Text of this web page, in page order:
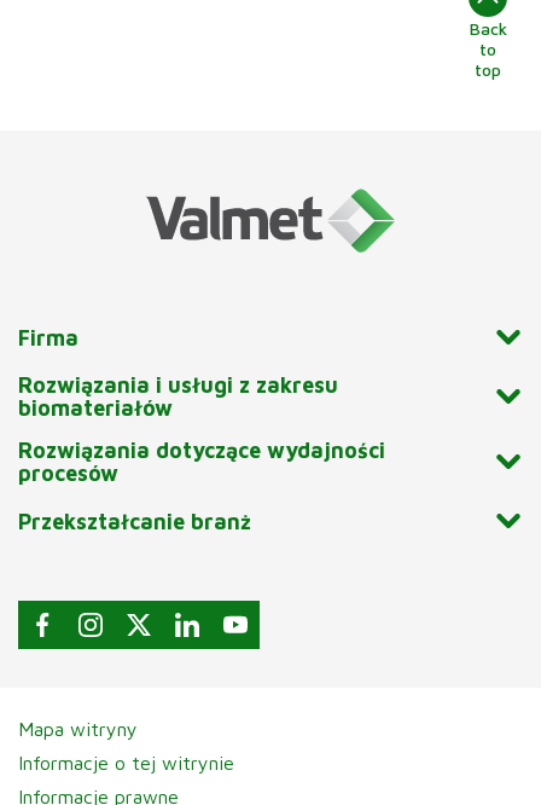
Back
to
top
Firma
Rozwiązania i usługi z zakresu
biomateriałów
Rozwiązania dotyczące wydajności
procesów
Przekształcanie branż
Mapa witryny
Informacje o tej witrynie
Informacje prawne